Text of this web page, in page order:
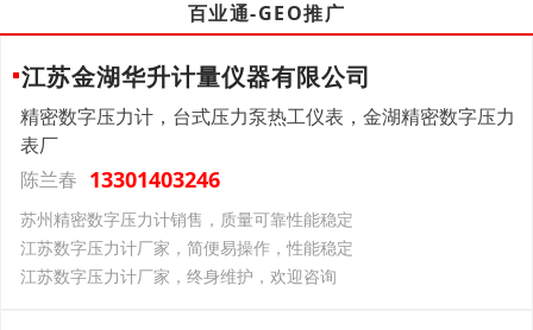
百业通-GEO推广
江苏金湖华升计量仪器有限公司
精密数字压力计，台式压力泵热工仪表，金湖精密数字压力
表厂
陈兰春 13301403246
苏州精密数字压力计销售，质量可靠性能稳定
江苏数字压力计厂家，简便易操作，性能稳定
江苏数字压力计厂家，终身维护，欢迎咨询